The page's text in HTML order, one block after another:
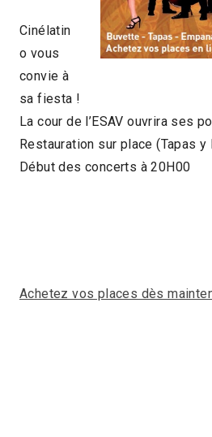
Cinélatin
o vous
convie à
sa fiesta !
La cour de l’ESAV ouvrira ses
Restauration sur place (Tapas y
Début des concerts à 20H00
Achetez vos places dès